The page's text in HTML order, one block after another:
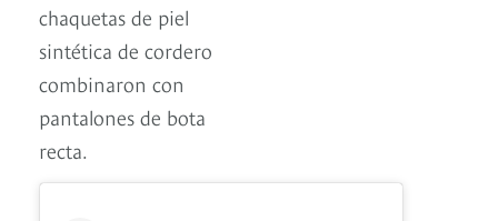
chaquetas de piel
sintética de cordero
combinaron con
pantalones de bota
recta.